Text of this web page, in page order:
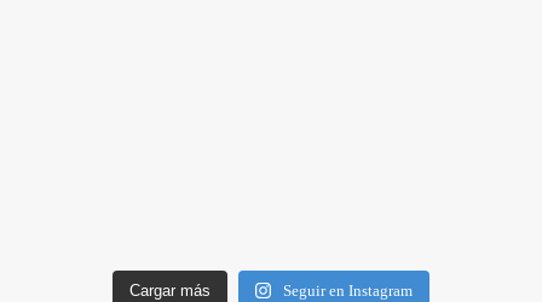
Cargar más Seguir en Instagram